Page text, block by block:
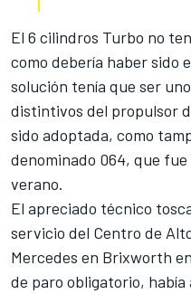
El 6 cilindros Turbo no
como debería haber sido
solución tenía que ser
distintivos del propulsor
sido adoptada, como
denominado 064, que
verano.
El apreciado técnico
servicio del Centro de
Mercedes en Brixworth
de paro obligatorio,